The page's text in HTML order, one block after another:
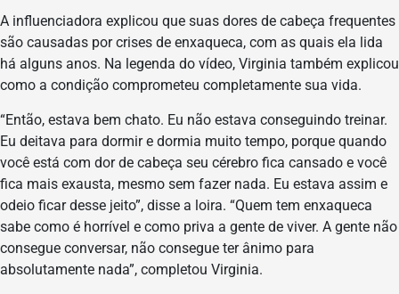
A influenciadora explicou que suas dores de cabeça frequentes
são causadas por crises de enxaqueca, com as quais ela lida
há alguns anos. Na legenda do vídeo, Virginia também explicou
como a condição comprometeu completamente sua vida.
“Então, estava bem chato. Eu não estava conseguindo treinar.
Eu deitava para dormir e dormia muito tempo, porque quando
você está com dor de cabeça seu cérebro fica cansado e você
fica mais exausta, mesmo sem fazer nada. Eu estava assim e
odeio ficar desse jeito”, disse a loira. “Quem tem enxaqueca
sabe como é horrível e como priva a gente de viver. A gente não
consegue conversar, não consegue ter ânimo para
absolutamente nada”, completou Virginia.